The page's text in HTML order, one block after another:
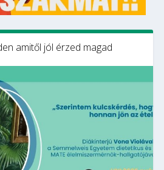
amitől jól érzed magad